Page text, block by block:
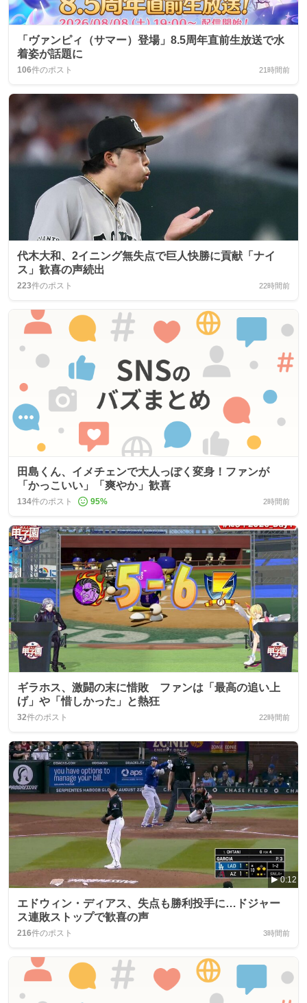
「ヴァンピィ（サマー）登場」8.5周年直前生放送で水
着姿が話題に
106件のポスト 21時間前
代木大和、2イニング無失点で巨人快勝に貢献「ナイ
ス」歓喜の声続出
223件のポスト 22時間前
田島くん、イメチェンで大人っぽく変身！ファンが
「かっこいい」「爽やか」歓喜
134件のポスト 95% 2時間前
ギラホス、激闘の末に惜敗 ファンは「最高の追い上
げ」や「惜しかった」と熱狂
32件のポスト 22時間前
0:12
エドウィン・ディアス、失点も勝利投手に…ドジャー
ス連敗ストップで歓喜の声
216件のポスト 3時間前